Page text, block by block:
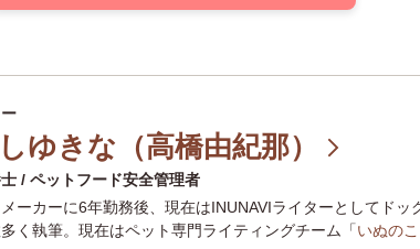
ゆきな（高橋由紀那）
/ ペットフード安全管理者
ーカーに6年勤務後、現在はINUNAVIライターとしてドッ
く執筆。現在はペット専門ライティングチーム「いぬの